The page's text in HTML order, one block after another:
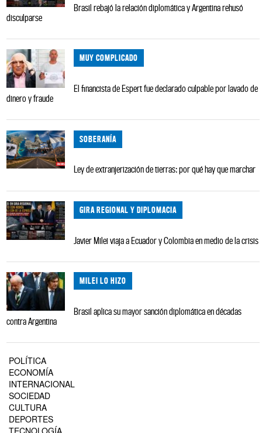
Brasil rebajó la relación diplomática y Argentina rehusó
disculparse
MUY COMPLICADO
El financista de Espert fue declarado culpable por lavado de
dinero y fraude
SOBERANÍA
Ley de extranjerización de tierras: por qué hay que marchar
GIRA REGIONAL Y DIPLOMACIA
Javier Milei viaja a Ecuador y Colombia en medio de la crisis
MILEI LO HIZO
Brasil aplica su mayor sanción diplomática en décadas
contra Argentina
POLÍTICA
ECONOMÍA
INTERNACIONAL
SOCIEDAD
CULTURA
DEPORTES